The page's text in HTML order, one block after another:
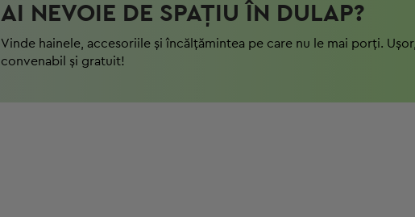
AI NEVOIE DE SPAȚIU ÎN DULAP?
Vinde hainele, accesoriile și încălțămintea pe care nu le mai porți. Ușor,
convenabil și gratuit!